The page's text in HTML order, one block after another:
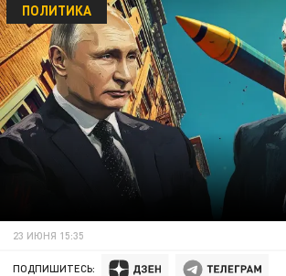
ПОЛИТИКА
23 ИЮНЯ 15:35
ПОДПИШИТЕСЬ: